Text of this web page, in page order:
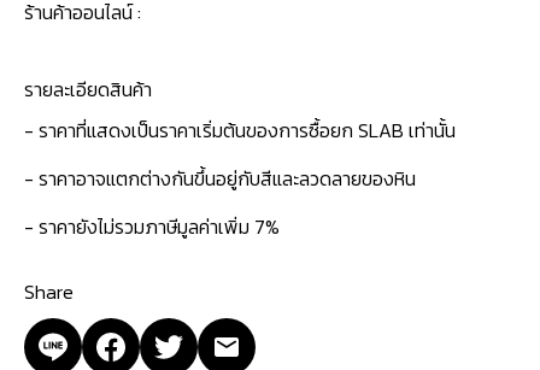
ร้านค้าออนไลน์ :
รายละเอียดสินค้า
- ราคาที่แสดงเป็นราคาเริ่มต้นของการซื้อยก SLAB เท่านั้น
- ราคาอาจแตกต่างกันขึ้นอยู่กับสีและลวดลายของหิน
- ราคายังไม่รวมภาษีมูลค่าเพิ่ม 7%
Share